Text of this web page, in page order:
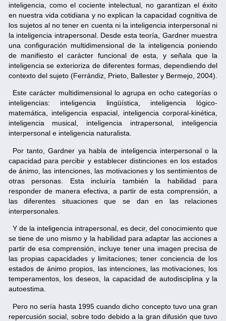
inteligencia, como el cociente intelectual, no garantizan el éxito
en nuestra vida cotidiana y no explican la capacidad cognitiva de
los sujetos al no tener en cuenta ni la inteligencia interpersonal ni
la inteligencia intrapersonal. Desde esta teoría, Gardner muestra
una configuración multidimensional de la inteligencia poniendo
de manifiesto el carácter funcional de esta, y señala que la
inteligencia se exterioriza de diferentes formas, dependiendo del
contexto del sujeto (Ferrándiz, Prieto, Ballester y Bermejo, 2004).
Este carácter multidimensional lo agrupa en ocho categorías o
inteligencias: inteligencia lingüística, inteligencia lógico-
matemática, inteligencia espacial, inteligencia corporal-kinética,
inteligencia musical, inteligencia intrapersonal, inteligencia
interpersonal e inteligencia naturalista.
Por tanto, Gardner ya habla de inteligencia interpersonal o la
capacidad para percibir y establecer distinciones en los estados
de ánimo, las intenciones, las motivaciones y los sentimientos de
otras personas. Esta incluiría también la habilidad para
responder de manera efectiva, a partir de esta comprensión, a
las diferentes situaciones que se dan en las relaciones
interpersonales.
Y de la inteligencia intrapersonal, es decir, del conocimiento que
se tiene de uno mismo y la habilidad para adaptar las acciones a
partir de esa comprensión, incluye tener una imagen precisa de
las propias capacidades y limitaciones; tener conciencia de los
estados de ánimo propios, las intenciones, las motivaciones, los
temperamentos, los deseos, la capacidad de autodisciplina y la
autoestima.
Pero no sería hasta 1995 cuando dicho concepto tuvo una gran
repercusión social, sobre todo debido a la gran difusión que tuvo